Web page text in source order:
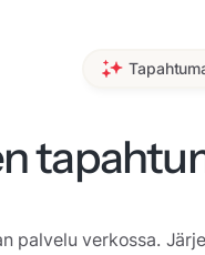
palvelu verkossa.